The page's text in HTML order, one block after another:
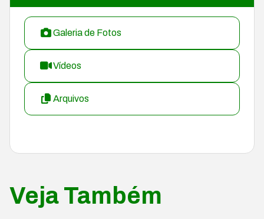
Galeria de Fotos
Vídeos
Arquivos
Veja Também